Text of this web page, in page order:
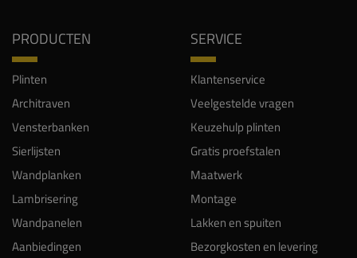
PRODUCTEN
Plinten
Architraven
Vensterbanken
Sierlijsten
Wandplanken
Lambrisering
Wandpanelen
Aanbiedingen
SERVICE
Klantenservice
Veelgestelde vragen
Keuzehulp plinten
Gratis proefstalen
Maatwerk
Montage
Lakken en spuiten
Bezorgkosten en levering